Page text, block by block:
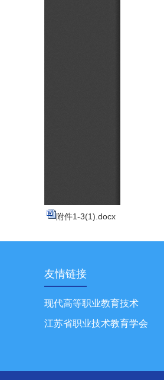
附件1-3(1).docx
友情链接
现代高等职业教育技术
江苏省职业技术教育学会